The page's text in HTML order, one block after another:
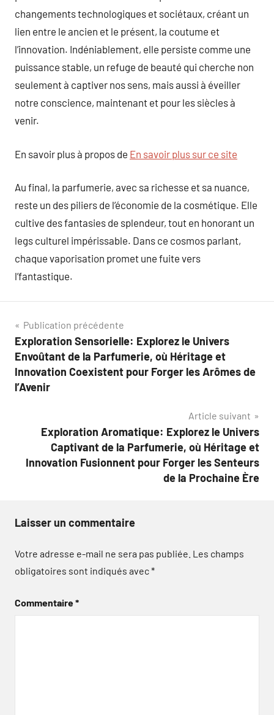
changements technologiques et sociétaux, créant un
lien entre le ancien et le présent, la coutume et
l’innovation. Indéniablement, elle persiste comme une
puissance stable, un refuge de beauté qui cherche non
seulement à captiver nos sens, mais aussi à éveiller
notre conscience, maintenant et pour les siècles à
venir.
En savoir plus à propos de En savoir plus sur ce site
Au final, la parfumerie, avec sa richesse et sa nuance,
reste un des piliers de l’économie de la cosmétique. Elle
cultive des fantasies de splendeur, tout en honorant un
legs culturel impérissable. Dans ce cosmos parlant,
chaque vaporisation promet une fuite vers
l’fantastique.
Navigation
de
l’article
Publication précédente
Exploration Sensorielle: Explorez le Univers
Envoûtant de la Parfumerie, où Héritage et
Innovation Coexistent pour Forger les Arômes de
l’Avenir
Article suivant
Exploration Aromatique: Explorez le Univers
Captivant de la Parfumerie, où Héritage et
Innovation Fusionnent pour Forger les Senteurs
de la Prochaine Ère
Laisser un commentaire
Votre adresse e-mail ne sera pas publiée. Les champs
obligatoires sont indiqués avec*
Commentaire*